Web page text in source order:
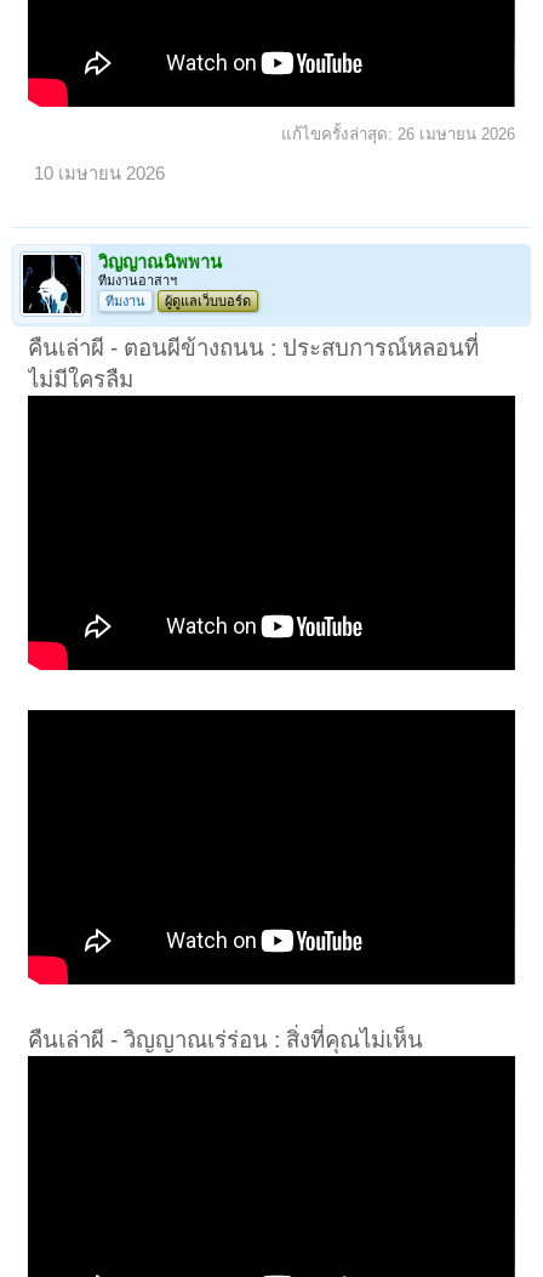
แก้ไขครั้งล่าสุด: 26 เมษายน 2026
10 เมษายน 2026
วิญญาณนิพพาน
ทีมงานอาสาฯ
ทีมงาน
ผู้ดูแลเว็บบอร์ด
คืนเล่าผี - ตอนผีข้างถนน : ประสบการณ์หลอนที่
ไม่มีใครลืม
คืนเล่าผี - วิญญาณเร่ร่อน : สิ่งที่คุณไม่เห็น